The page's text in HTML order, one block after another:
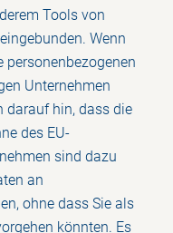
Tools von
Wenn
personenbezogenen
Unternehmen
darauf hin, dass die
des EU-
sind dazu
an
ohne dass Sie als
könnten. Es